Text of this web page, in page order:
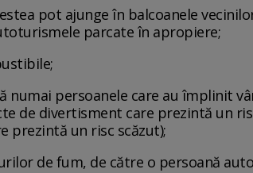
pot ajunge în balcoanele
parcate în apropiere;
numai persoanele care au împlinit
de divertisment care prezintă un
prezintă un risc scăzut);
de fum, de către o persoană